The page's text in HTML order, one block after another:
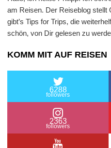
am Reisen. Der Reiseblog
gibt’s Tips for Trips, die
schön, von Dir gelesen zu
KOMM MIT AUF REISEN
6288
followers
2363
followers